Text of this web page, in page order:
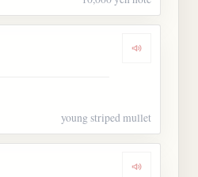
Dengarkan
young striped mullet